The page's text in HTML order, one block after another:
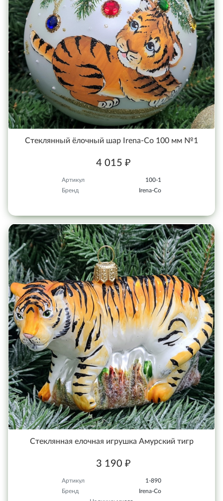
Стеклянный ёлочный шар Irena-Co 100 мм №1
4 015 ₽
Артикул
100-1
Бренд
Irena-Co
Стеклянная елочная игрушка Амурский тигр
3 190 ₽
Артикул
1-890
Бренд
Irena-Co